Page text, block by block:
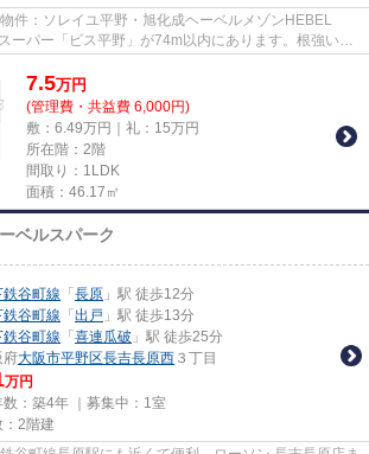
件：ソレイユ平野・旭化成ヘーベルメゾンHEBEL
ーパー「ビス平野」が74m以内にあります。根強いニ
7.5万円
(管理費・共益費 6,000円)
敷：6.49万円｜礼：15万円
所在階：2階
間取り：1LDK
面積：46.17㎡
ベルスパーク
鉄谷町線 「 長原 」駅 徒歩12分
鉄谷町線 「 出戸 」駅 徒歩13分
鉄谷町線 「 喜連瓜破 」駅 徒歩25分
府大阪市平野区長吉長原西 ３丁目
万円
：築4年 ｜募集中： 1室
：2階建